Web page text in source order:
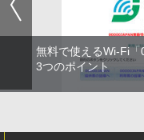
無料で使えるWi-Fi「
3つのポイント